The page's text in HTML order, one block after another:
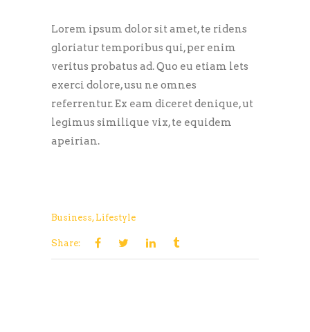
Lorem ipsum dolor sit amet, te ridens
gloriatur temporibus qui, per enim
veritus probatus ad. Quo eu etiam lets
exerci dolore, usu ne omnes
referrentur. Ex eam diceret denique, ut
legimus similique vix, te equidem
apeirian.
Business, Lifestyle
Share: